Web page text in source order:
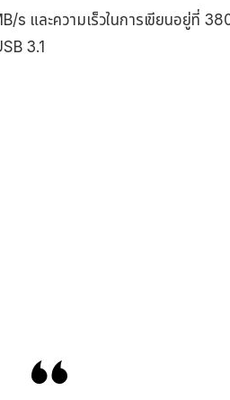
s และความเร็วในการเขียนอยู่ที่
3.1